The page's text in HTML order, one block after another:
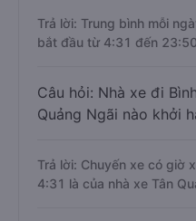
Trả lời: Trung bình mỗi
bắt đầu từ 4:31 đến
Câu hỏi: Nhà xe đi
Quảng Ngãi nào khởi
Trả lời: Chuyến xe có giờ
4:31 là của nhà xe Tân